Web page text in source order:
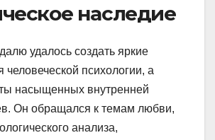
наследие
удалось создать яркие
человеческой психологии, а
насыщенных внутренней
Он обращался к темам любви,
анализа,